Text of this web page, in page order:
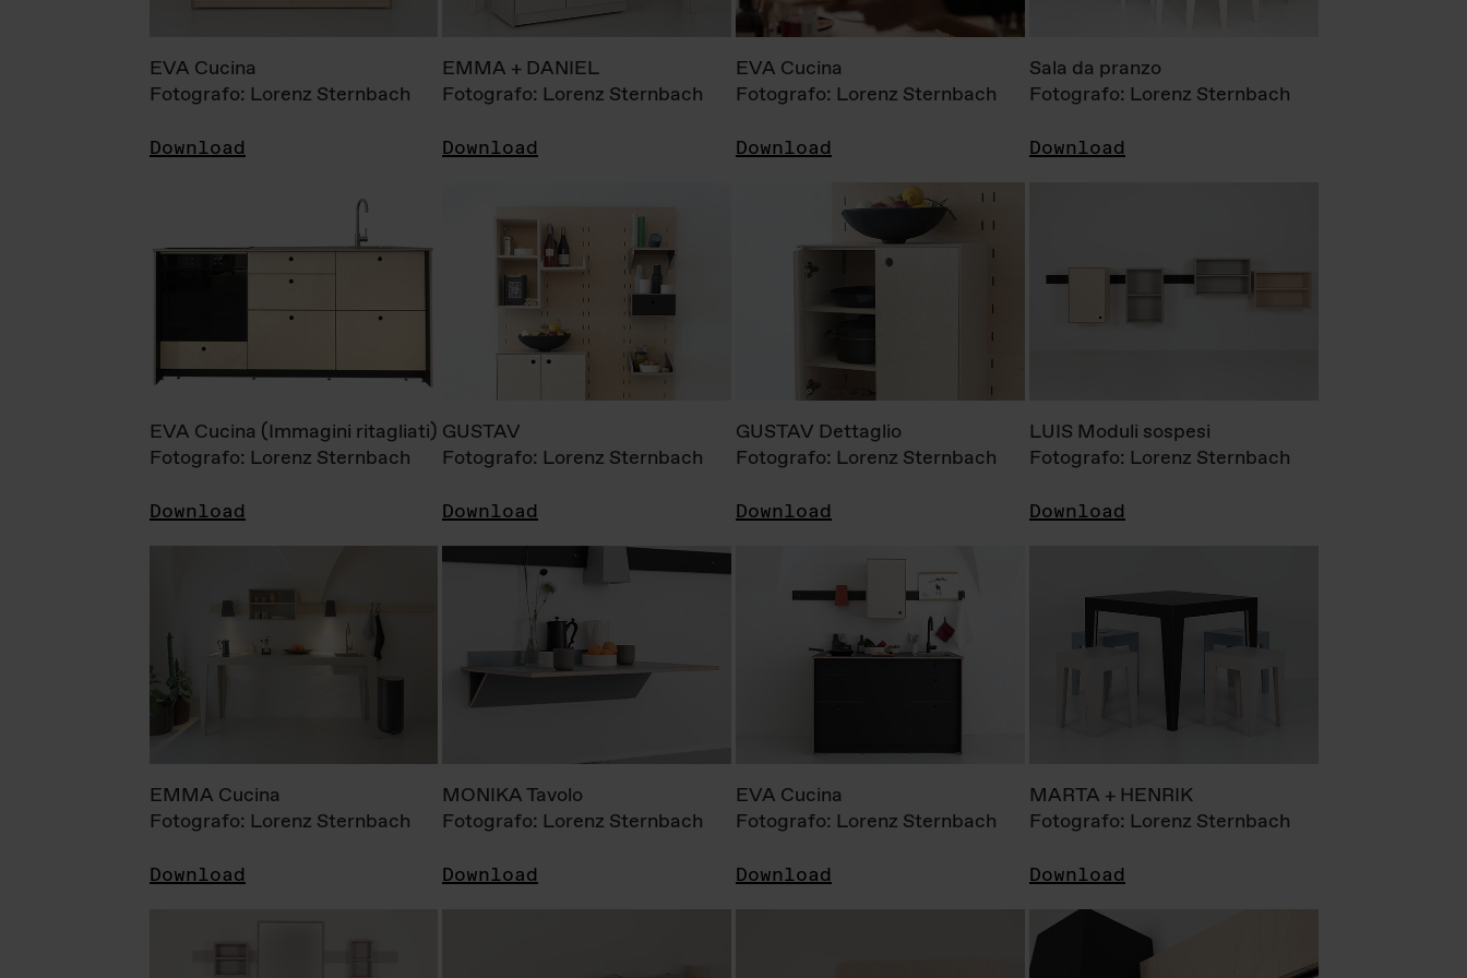
EVA Cucina
Fotografo: Lorenz Sternbach
Download
EMMA + DANIEL
Fotografo: Lorenz Sternbach
Download
EVA Cucina
Fotografo: Lorenz Sternbach
Download
Sala da pranzo
Fotografo: Lorenz Sternbach
Download
EVA Cucina (Immagini ritagliati)
Fotografo: Lorenz Sternbach
Download
GUSTAV
Fotografo: Lorenz Sternbach
Download
GUSTAV Dettaglio
Fotografo: Lorenz Sternbach
Download
LUIS Moduli sospesi
Fotografo: Lorenz Sternbach
Download
EMMA Cucina
Fotografo: Lorenz Sternbach
Download
MONIKA Tavolo
Fotografo: Lorenz Sternbach
Download
EVA Cucina
Fotografo: Lorenz Sternbach
Download
MARTA + HENRIK
Fotografo: Lorenz Sternbach
Download